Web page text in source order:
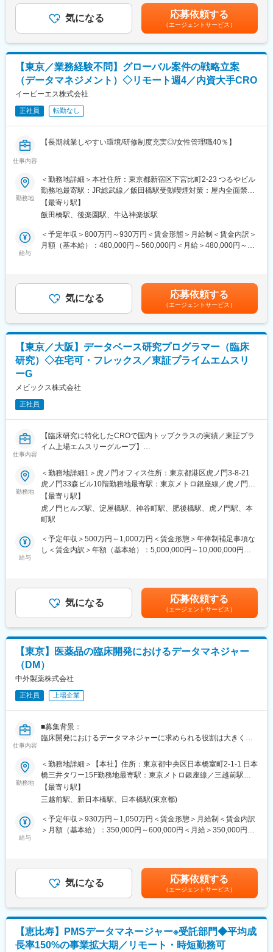
・部署メンバーの育成（英語力・業務スキル）
・グローバル対応標準化やプロセス改善の推進
※Global案件以外にもLocal案件の対応や、医薬品以外に、再生医
■仕事の魅力
・グローバル対応の仕組みづくりをゼロから推進できる
・自分の提案が採用されやすく、組織の方向性に影響を与えられ
る環境
・DM業務にとどまらず、データサイエンス領域全般のグローバル
化に関与
・国内顧客への新しい価値提案ができるやりがい
■キャリアパス
・中期：部門のグローバル戦略を牽引するリーダーとして活躍
・長期：センター規模の戦略立案やマネジメント職へのキャリア
アップ
・主な受託領域はオンコロジーが約70%です。外資系製薬メーカ
ーと直接契約を結ぶグローバルスタディも70～80％程度を占めて
・データマネージャーの在籍数は国内CROで最大規模であり、案
件の受注には事欠かきません。7年以上勤務している社員が全体の
40％程度おり、長期的に働き続けられる組織となっています。
・有給、フレキシブル休暇は入社時から使用可能
・出社率は50%程度で、残業も平均15時間以下とワークライフバ
ランスが実現できます。
変更の範囲：会社の定める業務
月）賃金はあくまでも目安の金額であり、選考を通じて上下する
可能性があります。月給(月額)は固定手当を含めた表記です。
気になる 応募依頼する
（エージェントサービス）
【東京／業務経験不問】グローバル案件の戦略立案
（データマネジメント）◇リモート週4／内資大手CRO
イーピーエス株式会社
正社員 転勤なし
仕事内容
【長期就業しやすい環境/研修制度充実◎/女性管理職40％】
当社のデータマネジメント部に所属し、グローバル案件対応の仕
組みづくりや戦略立案をリードするスペシャリストとして活躍い
ただきます。
具体的には以下の業務を担当します。
・グローバル案件の引合戦略立案
・部署内および関連部署（解析、システム）と連携したグローバ
ル対応の仕組みづくり
ル）
・グローバル対応標準化やプロセス改善の推進
※Global案件以外にもLocal案件の対応や、医薬品以外に、再生医
■ポジション魅力：
・グローバル案件・引合の両面で主導権を持てる
・自分の提案が採用されやすく、組織の方向性に影響を与えられ
・「案件対応」だけでなく、部署としてのグローバル対応力を高
■キャリアパス：
短期：グローバル案件対応の中心人物として、標準化や仕組みづ
中期：部門のグローバル戦略を牽引するリーダーとして活躍
長期：センター規模の戦略立案やマネジメント職へのキャリアア
ップ
■当社の魅力：
毎週水曜日はノー残業デー。所定労働時間も従来の8時間から7時
間30分に短縮。自分らしく、ワークライフバランスを保ちながら
である「トモニン」にも認定。
・研修制度：
実践的な階層別研修や職種別研修、全社共有専門研修など、社員
一人ひとりの背景やニーズに対応し誰もが成長できる多種多様な
カリキュラムを用意しています。
変更の範囲：会社の定める業務
勤務地
＜勤務地詳細＞本社住所：東京都新宿区下宮比町2-23 つるやビル
勤務地最寄駅：JR総武線／飯田橋駅受動喫煙対策：屋内全面禁煙
変更の範囲：会社の定める事業所（リモートワーク含む）
【最寄り駅】
飯田橋駅、後楽園駅、牛込神楽坂駅
給与
＜予定年収＞800万円～930万円＜賃金形態＞月給制＜賃金内訳＞
月額（基本給）：480,000円～560,000円＜月給＞480,000円～
与10月）賃金はあくまでも目安の金額であり、選考を通じて上下
する可能性があります。月給(月額)は固定手当を含めた表記です。
気になる 応募依頼する
（エージェントサービス）
【東京／大阪】データベース研究プログラマー（臨床
研究）◇在宅可・フレックス／東証プライムエムスリ
ーG
メビックス株式会社
正社員
仕事内容
【臨床研究に特化したCROで国内トップクラスの実績／東証プラ
イム上場エムスリーグループ】
■業務概要
臨床研究、データベース研究（※1）のプログラマーとしてプログ
ラミングに特化してお任せする想定です。
・解析用データセット仕様書作成、解析用データセット作成
（SAS）
・解析プログラム仕様書作成、解析プログラム作成（SAS）
ご経験に応じ、以下の業務にも携わって頂きます。
・試験のクオリティ向上施策の検討、実施
・PRO研究（※2）の解析計画書（SAP）および解析図表見本作成
ャリアを応援しています。
・部下や部門全体の生産性の管理をしていくマネジメントパス
・専門性を活かした業務に特化しているエキスパートパス
■組織構成
・現在20名程度のスタッフが所属しています。
主担当-副担当のペア制で、大小様々なプロジェクトを、5～10程
度お任せします。
（フォロー期間含む。同時並行で稼働しているのは3PJ程度）
プログラミングからクライアントとのコミュニケーションまでメ
フィット感の高いポジションからトライして頂き、まだ経験した
ことの無い業務にもご意向次第で早期にトライすることが可能で
す。
・在宅or出社は自己選択が可能です。チャットやビデオ通話を活
用して密にコミュニケーションを取っています。
社長は40代男性、執行役員は30代女性、メンバーは20代からPL
として活躍、30代で部門責任者を経験できる環境です。
エムスリーグループという安定した基盤を持ちながらも、変化の
激しい業界に対応すべく、企業としての意思決定をスピーディー
に行ってきました。
社長との距離も近く、現場メンバーの意見が採用されることも多
勤務地
＜勤務地詳細1＞虎ノ門オフィス住所：東京都港区虎ノ門3-8-21
虎ノ門33森ビル10階勤務地最寄駅：東京メトロ銀座線／虎ノ門駅
受動喫煙対策：屋内全面禁煙＜勤務地詳細2＞大阪オフィス住所：
大阪府大阪市中央区平野町3-6-1 あいおいニッセイ同和損保御堂筋
ビル9階勤務地最寄駅：京阪本線・地下鉄御堂筋線／淀屋橋駅受動
ートワーク含む）
【最寄り駅】
虎ノ門ヒルズ駅、淀屋橋駅、神谷町駅、肥後橋駅、虎ノ門駅、本
町駅
給与
＜予定年収＞500万円～1,000万円＜賃金形態＞年俸制補足事項な
し＜賃金内訳＞年額（基本給）：5,000,000円～10,000,000円固
＞有＜残業手当＞有＜給与補足＞※給与詳細は、経験・前職年収に
応じて決定します。賃金はあくまでも目安の金額であり、選考を
通じて上下する可能性があります。月給(月額)は固定手当を含めた
表記です。
気になる 応募依頼する
（エージェントサービス）
【東京】医薬品の臨床開発におけるデータマネジャー
（DM）
中外製薬株式会社
正社員 上場企業
仕事内容
■募集背景：
臨床開発におけるデータマネジャーに求められる役割は大きく変
中外製薬では、個別臨床試験におけるCROマネジメントに加え、
多様な臨床データの活用促進のため、データライフサイクルの管
理を高品質・効果的に実施できる人財の拡充を行っています。
■仕事内容：
上記背景を踏まえ、CROマネジメントおよびデータ流通プロセス
の設計や管理、データマネジメント関連業務全般を担うことがで
ジメントCROのオーバーサイト
・目的に応じた効果的なCROオーバーサイト手法の検討と実装
・臨床試験／臨床研究におけるeSourceの活用検討と最適なデー
・新規データ種の格納プロセス策定
※中期的視点では、適性に応じてデータエンジニアリングを活用し
たデータ二次利用のためのデータ基盤へのデータ格納/払出しやデ
勤務地
＜勤務地詳細＞【本社】住所：東京都中央区日本橋室町2-1-1 日本
橋三井タワー15F勤務地最寄駅：東京メトロ銀座線／三越前駅受
動喫煙対策：屋内全面禁煙変更の範囲：会社の定める事業所（リ
モートワーク含む）
【最寄り駅】
三越前駅、新日本橋駅、日本橋駅(東京都)
給与
＜予定年収＞930万円～1,050万円＜賃金形態＞月給制＜賃金内訳
＞月額（基本給）：350,000円～600,000円＜月給＞350,000円～
気になる 応募依頼する
（エージェントサービス）
【恵比寿】PMSデータマネージャー※受託部門◆平均成
長率150%の事業拡大期／リモート・時短勤務可